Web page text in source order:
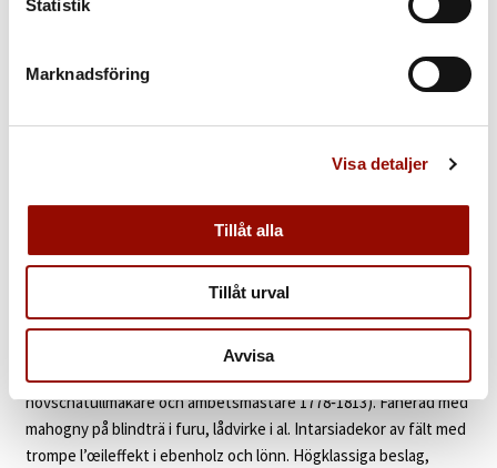
Statistik
Marknadsföring
Visa detaljer
Tillåt alla
Tillåt urval
Avvisa
600.000 - 800.000 SEK
Åter
KATALOGTEXT
Högklassigt gustavianskt
stockholmsarbete av Gottlieb Iwersson (verksam som
hovschatullmakare och ämbetsmästare 1778‑1813). Fanerad med
mahogny på blindträ i furu, lådvirke i al. Intarsiadekor av fält med
trompe l’œileffekt i ebenholz och lönn. Högklassiga beslag,